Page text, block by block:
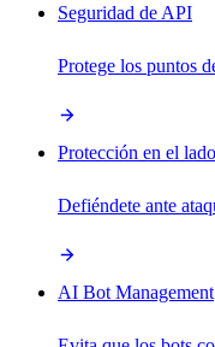
Seguridad de API
Protege los puntos
Protección en el
Defiéndete ante
AI Bot Management